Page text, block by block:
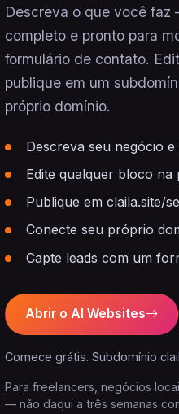
Descreva o que você
completo e pronto para
formulário de contato.
publique em um
próprio domínio.
Descreva seu negócio
Edite qualquer bloco
Publique em claila.site/
Conecte seu próprio
Capte leads com um
Abrir o AI Websites
Comece grátis. Subdomínio
Para freelancers, negócios
— não daqui a três semanas